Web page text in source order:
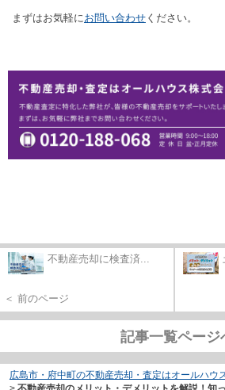
まずはお気軽にお問い合わせ ください。
不動産売却に検査済...
＜ 前のページ
記事一覧ページ
広島市・府中町の不動産売却・査定はオールハウ